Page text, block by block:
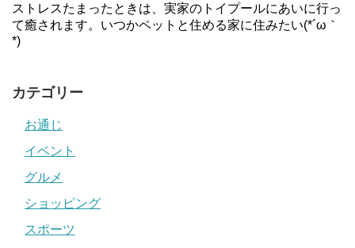
ストレスたまったときは、実家のトイプールにあいに行っ
て癒されます。いつかペットと住める家に住みたい(*´ω｀
*)
カテゴリー
お通じ
イベント
グルメ
ショッピング
スポーツ